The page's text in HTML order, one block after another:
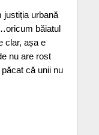
justiția urbană
băiatul
clar, așa e
nu are rost
că unii nu